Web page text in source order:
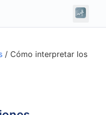
/ Cómo interpretar los